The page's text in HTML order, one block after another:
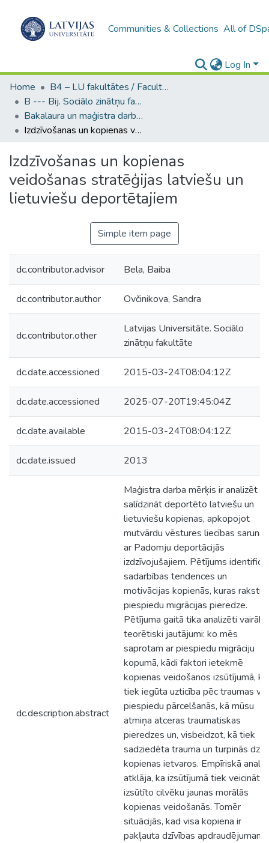
Communities & Collections All of
Log In
Home
B4 – LU fakultātes / Faculties of the UL
B --- Bij. Sociālo zinātņu fakultātes noslēguma darbi / Faculty of Social Sciences - Graduate works
Bakalaura un maģistra darbi (SZF) / Bachelor's and Master's theses
Izdzīvošanas un kopienas veidošanas stratēģijas latviešu un lietuviešu deportētajiem
Izdzīvošanas un kopienas
veidošanas stratēģijas latviešu un
lietuviešu deportētajiem
Simple item page
dc.contributor.advisor Bela, Baiba
dc.contributor.author Ovčinikova, Sandra
dc.contributor.other
Latvijas Universitāte. Sociālo
zinātņu fakultāte
dc.date.accessioned 2015-03-24T08:04:12Z
dc.date.accessioned 2025-07-20T19:45:04Z
dc.date.available 2015-03-24T08:04:12Z
dc.date.issued 2013
dc.description.abstract
Maģistra darba mērķis ir analizēt un
salīdzināt deportēto latviešu un
lietuviešu kopienas, apkopojot
mutvārdu vēstures liecības sarunās
ar Padomju deportācijās
izdzīvojušajiem. Pētījums identificē
sadarbības tendences un
motivācijas kopienās, kuras
piespiedu migrācijas pieredze.
Pētījuma gaitā tika analizēti vairāki
teorētiski jautājumi: ko mēs
saprotam ar piespiedu migrāciju
kopumā, kādi faktori ietekmē
kopienas veidošanos izsūtījumā, kā
tiek iegūta uzticība pēc traumas vai
piespiedu pārcelšanās, kā mūsu
atmiņa atceras traumatiskas
pieredzes un, visbeidzot, kā tiek
sadziedēta trauma un turpinās
kopienas ietvaros. Empīriskā
atklāja, ka izsūtījumā tiek veicināta
izsūtīto cilvēku jaunas morālās
kopienas veidošanās. Tomēr
situācijās, kad visa kopiena ir
pakļauta dzīvības apdraudējumam,